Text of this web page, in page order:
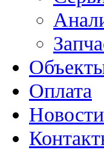
Оплата
Новости